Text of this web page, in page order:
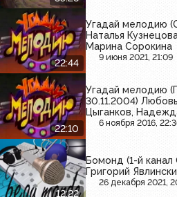
22:44
Угадай мелодию
Наталья
Марина Сорокина
9 июня 2021, 21:09
22:10
Угадай мелодию
30.11.2004)
Цыганков,
6 ноября 2016,
12:22
Бомонд (1-й канал
Григорий
26 декабря 2021,